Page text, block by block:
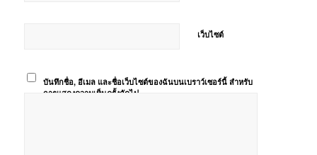
เว็บไซต์
บันทึกชื่อ, อีเมล และชื่อเว็บไซต์ของฉันบนเบราว์เซอร์นี้ สำหรับ
การแสดงความเห็นครั้งถัดไป